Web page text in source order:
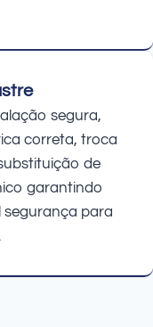
segura,
correta, troca
de
garantindo
segurança para